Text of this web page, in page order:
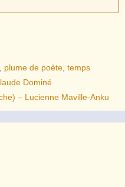
plume de poète ,temps
Dominé
– Lucienne Maville-Anku